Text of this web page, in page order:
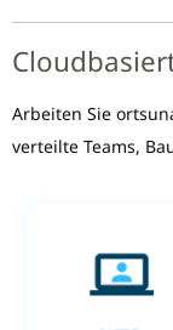
Arbeiten Sie
verteilte Teams,